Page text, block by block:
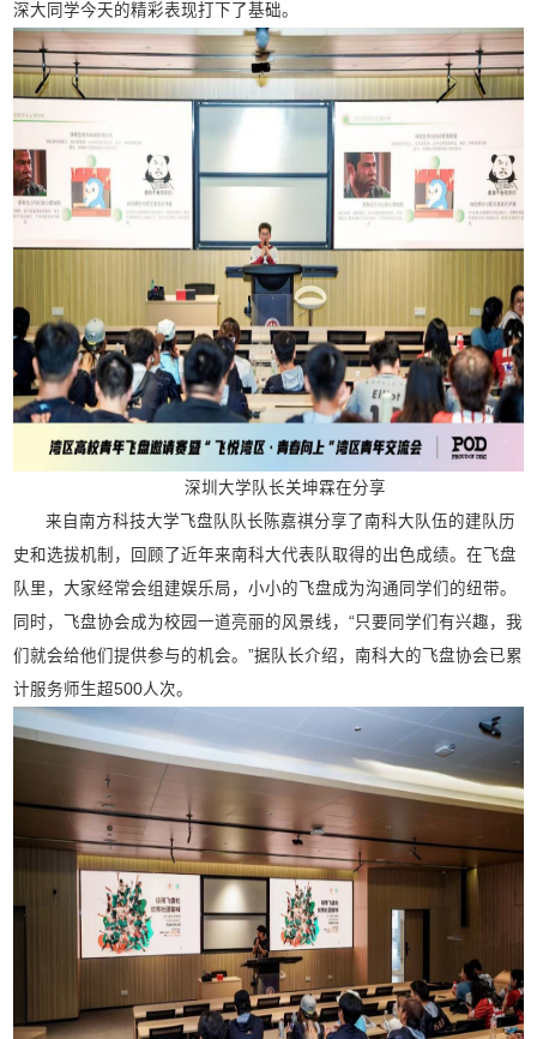
深大同学今天的精彩表现打下了基础。
深圳大学队长关坤霖在分享
来自南方科技大学飞盘队队长陈嘉祺分享了南科大队伍的建队历
史和选拔机制，回顾了近年来南科大代表队取得的出色成绩。在飞盘
队里，大家经常会组建娱乐局，小小的飞盘成为沟通同学们的纽带。
同时，飞盘协会成为校园一道亮丽的风景线，“只要同学们有兴趣，我
们就会给他们提供参与的机会。”据队长介绍，南科大的飞盘协会已累
计服务师生超500人次。